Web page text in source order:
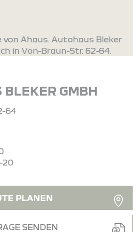
Ahaus. Autohaus Bleker
in Von-Braun-Str. 62-64.
GMBH
64
20
PLANEN
SENDEN